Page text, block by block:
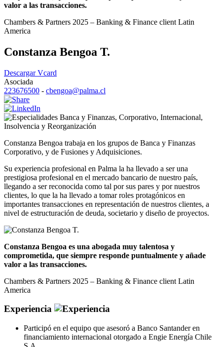
valor a las transacciones.
Chambers & Partners 2025 – Banking & Finance client Latin
America
Constanza Bengoa T.
Descargar Vcard
Asociada
223676500 - cbengoa@palma.cl
Banca y Finanzas, Corporativo, Internacional,
Insolvencia y Reorganización
Constanza Bengoa trabaja en los grupos de Banca y Finanzas
Corporativo, y de Fusiones y Adquisiciones.
Su experiencia profesional en Palma la ha llevado a ser una
prestigiosa profesional en el mercado bancario de nuestro país,
llegando a ser reconocida como tal por sus pares y por nuestros
clientes, lo que la ha llevado a tomar roles protagónicos en
importantes transacciones en representación de nuestros clientes, a
nivel de estructuración de deuda, societario y diseño de proyectos.
Constanza Bengoa es una abogada muy talentosa y
comprometida, que siempre responde puntualmente y añade
valor a las transacciones.
Chambers & Partners 2025 – Banking & Finance client Latin
America
Experiencia
Participó en el equipo que asesoró a Banco Santander en
financiamiento internacional otorgado a Engie Energía Chile